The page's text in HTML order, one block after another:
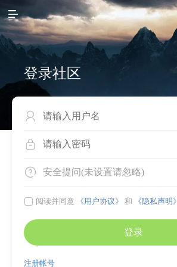

登录社区


 安全提问(未设置请忽略)
 阅读并同意 《用户协议》 和 《隐私声明》
登录
注册帐号